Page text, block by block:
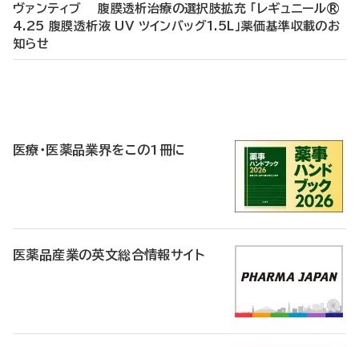
ヴァンティブ 腹膜透析治療の選択肢拡充 「レギュニール®
4.25 腹膜透析液 UV ツインバッグ1.5L」薬価基準収載のお
知らせ
医療・医薬品業界をこの1冊に
医薬品産業の英文総合情報サイト